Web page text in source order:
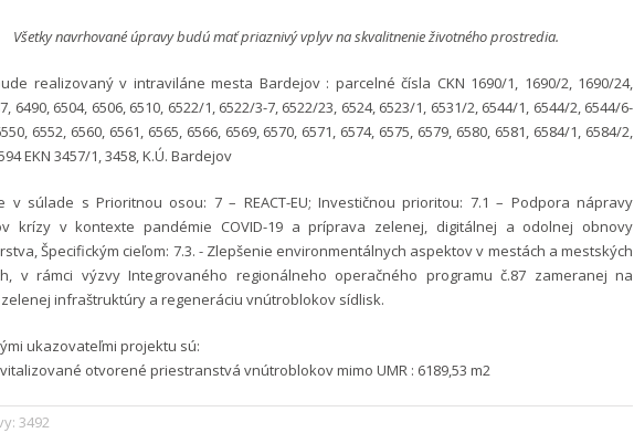
3492
Všetky navrhované úpravy budú mať priaznivý vplyv na skvalitnenie životného prostredia.
realizovaný v intraviláne mesta Bardejov : parcelné čísla CKN 1690/1, 1690/2, 1690/24,
6490, 6504, 6506, 6510, 6522/1, 6522/3-7, 6522/23, 6524, 6523/1, 6531/2, 6544/1, 6544/2, 6544/6-
6552, 6560, 6561, 6565, 6566, 6569, 6570, 6571, 6574, 6575, 6579, 6580, 6581, 6584/1, 6584/2,
EKN 3457/1, 3458, K.Ú. Bardejov
v súlade s Prioritnou osou: 7 – REACT-EU; Investičnou prioritou: 7.1 – Podpora nápravy
krízy v kontexte pandémie COVID-19 a príprava zelenej, digitálnej a odolnej obnovy
Špecifickým cieľom: 7.3. - Zlepšenie environmentálnych aspektov v mestách a mestských
v rámci výzvy Integrovaného regionálneho operačného programu č.87 zameranej na
infraštruktúry a regeneráciu vnútroblokov sídlisk.
ukazovateľmi projektu sú:
otvorené priestranstvá vnútroblokov mimo UMR : 6189,53 m2